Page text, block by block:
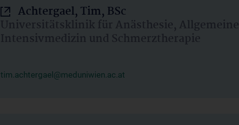
Achtergael, Tim, BSc
Universitätsklinik für Anästhesie, Allgemeine
Intensivmedizin und Schmerztherapie
tim.achtergael@meduniwien.ac.at